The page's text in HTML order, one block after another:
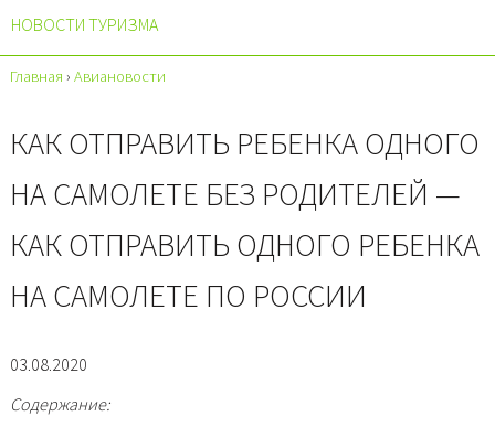
НОВОСТИ ТУРИЗМА
Главная › Авиановости
КАК ОТПРАВИТЬ РЕБЕНКА ОДНОГО
НА САМОЛЕТЕ БЕЗ РОДИТЕЛЕЙ —
КАК ОТПРАВИТЬ ОДНОГО РЕБЕНКА
НА САМОЛЕТЕ ПО РОССИИ
03.08.2020
Содержание: